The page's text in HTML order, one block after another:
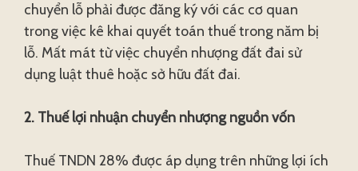
chuyển lỗ phải được đăng ký với các cơ quan
trong việc kê khai quyết toán thuế trong năm bị
lỗ. Mất mát từ việc chuyển nhượng đất đai sử
dụng luật thuê hoặc sở hữu đất đai.
2. Thuế lợi nhuận chuyển nhượng nguồn vốn
Thuế TNDN 28% được áp dụng trên những lợi ích